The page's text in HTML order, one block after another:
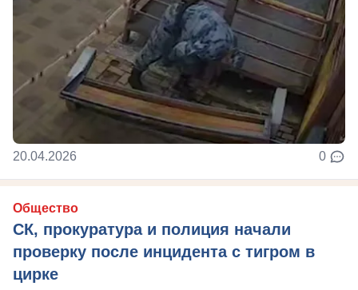
20.04.2026 0
Общество
СК, прокуратура и полиция начали
проверку после инцидента с тигром в
цирке